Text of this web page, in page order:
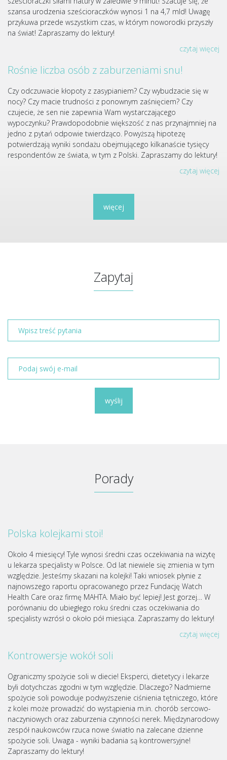
szansa urodzenia sześcioraczków wynosi 1 na 4,7 mld! Uwagę
przykuwa przede wszystkim czas, w którym noworodki przyszły
na świat! Zapraszamy do lektury!
czytaj więcej
Rośnie liczba osób z zaburzeniami snu!
Czy odczuwacie kłopoty z zasypianiem? Czy wybudzacie się w
nocy? Czy macie trudności z ponownym zaśnięciem? Czy
czujecie, że sen nie zapewnia Wam wystarczającego
wypoczynku? Prawdopodobnie większość z nas przynajmniej na
jedno z pytań odpowie twierdząco. Powyższą hipotezę
potwierdzają wyniki sondażu obejmującego kilkanaście tysięcy
respondentów ze świata, w tym z Polski. Zapraszamy do lektury!
czytaj więcej
więcej
Zapytaj
wyślij
Porady
Polska kolejkami stoi!
Około 4 miesięcy! Tyle wynosi średni czas oczekiwania na wizytę
u lekarza specjalisty w Polsce. Od lat niewiele się zmienia w tym
względzie. Jesteśmy skazani na kolejki! Taki wniosek płynie z
najnowszego raportu opracowanego przez Fundację Watch
Health Care oraz firmę MAHTA. Miało być lepiej! Jest gorzej… W
porównaniu do ubiegłego roku średni czas oczekiwania do
specjalisty wzrósł o około pół miesiąca. Zapraszamy do lektury!
czytaj więcej
Kontrowersje wokół soli
Ograniczmy spożycie soli w diecie! Eksperci, dietetycy i lekarze
byli dotychczas zgodni w tym względzie. Dlaczego? Nadmierne
spożycie soli powoduje podwyższenie ciśnienia tętniczego, które
z kolei może prowadzić do wystąpienia m.in. chorób sercowo-
naczyniowych oraz zaburzenia czynności nerek. Międzynarodowy
zespół naukowców rzuca nowe światło na zalecane dzienne
spożycie soli. Uwaga - wyniki badania są kontrowersyjne!
Zapraszamy do lektury!